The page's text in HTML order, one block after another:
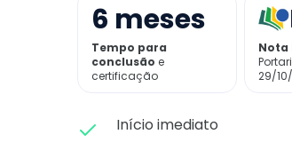
6 meses
Tempo para
conclusão e
certificação
Nota
29/
Início imediato